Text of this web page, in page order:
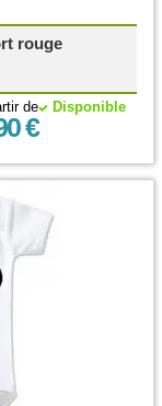
rouge
Disponible
de
€